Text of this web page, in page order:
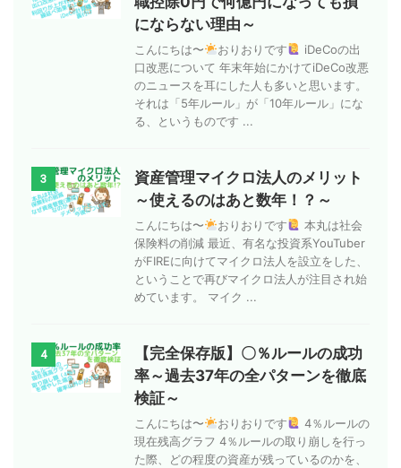
にならない理由～
こんにちは〜 おりおりです
iDeCoの出
口改悪について 年末年始にかけてiDeCo改悪
のニュースを耳にした人も多いと思います。
それは「5年ルール」が「10年ルール」にな
る、というものです ...
3
資産管理マイクロ法人のメリット
～使えるのはあと数年！？～
こんにちは〜 おりおりです
本丸は社会
保険料の削減 最近、有名な投資系YouTuber
がFIREに向けてマイクロ法人を設立をした、
ということで再びマイクロ法人が注目され始
めています。 マイク ...
4
【完全保存版】〇％ルールの成功
率～過去37年の全パターンを徹底
検証～
こんにちは〜 おりおりです
4％ルールの
現在残高グラフ 4％ルールの取り崩しを行っ
た際、どの程度の資産が残っているのかを、